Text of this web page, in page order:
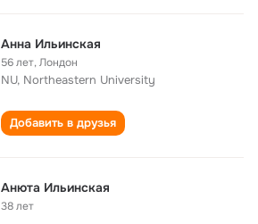
Анна Ильинская
56 лет,Лондон
NU, Northeastern University
Добавить в друзья
Анюта Ильинская
38 лет